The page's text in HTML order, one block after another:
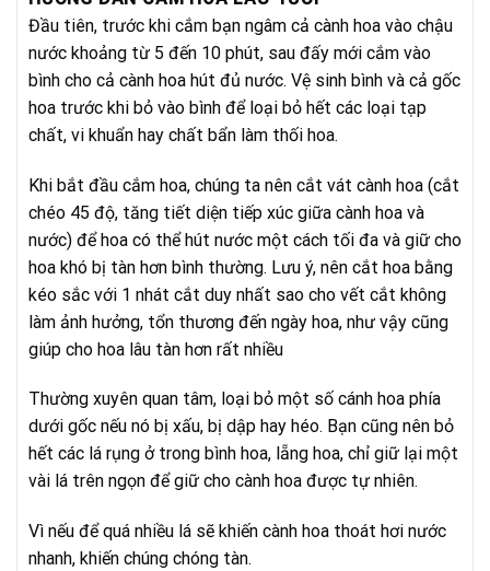
Đầu tiên, trước khi cắm bạn ngâm cả cành hoa vào chậu
nước khoảng từ 5 đến 10 phút, sau đấy mới cắm vào
bình cho cả cành hoa hút đủ nước. Vệ sinh bình và cả gốc
hoa trước khi bỏ vào bình để loại bỏ hết các loại tạp
chất, vi khuẩn hay chất bẩn làm thối hoa.
Khi bắt đầu cắm hoa, chúng ta nên cắt vát cành hoa (cắt
chéo 45 độ, tăng tiết diện tiếp xúc giữa cành hoa và
nước) để hoa có thể hút nước một cách tối đa và giữ cho
hoa khó bị tàn hơn bình thường. Lưu ý, nên cắt hoa bằng
kéo sắc với 1 nhát cắt duy nhất sao cho vết cắt không
làm ảnh hưởng, tổn thương đến ngày hoa, như vậy cũng
giúp cho hoa lâu tàn hơn rất nhiều
Thường xuyên quan tâm, loại bỏ một số cánh hoa phía
dưới gốc nếu nó bị xấu, bị dập hay héo. Bạn cũng nên bỏ
hết các lá rụng ở trong bình hoa, lẵng hoa, chỉ giữ lại một
vài lá trên ngọn để giữ cho cành hoa được tự nhiên.
Vì nếu để quá nhiều lá sẽ khiến cành hoa thoát hơi nước
nhanh, khiến chúng chóng tàn.